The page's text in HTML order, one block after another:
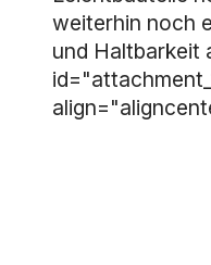
weiterhin noch
und Haltbarkeit